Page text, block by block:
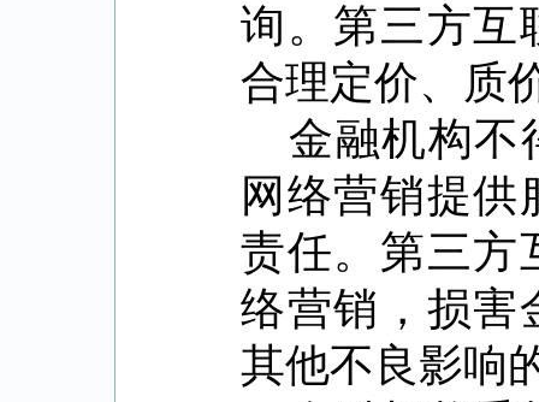
询。第三方互
合理定价、质
金融机构不
网络营销提
责任。第三方
络营销，损害
其他不良影响